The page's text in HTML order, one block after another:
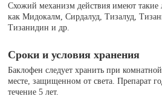
Схожий механизм действия имеют такие
как Мидокалм, Сирдалуд, Тизалуд,
Тизанидин и др.
Сроки и условия хранения
Баклофен следует хранить при
месте, защищенном от света. Препарат
течение 5 лет.